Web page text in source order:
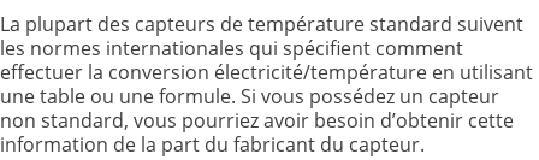
La plupart des capteurs de température standard suivent
les normes internationales qui spécifient comment
effectuer la conversion électricité/température en utilisant
une table ou une formule. Si vous possédez un capteur
non standard, vous pourriez avoir besoin d’obtenir cette
information de la part du fabricant du capteur.